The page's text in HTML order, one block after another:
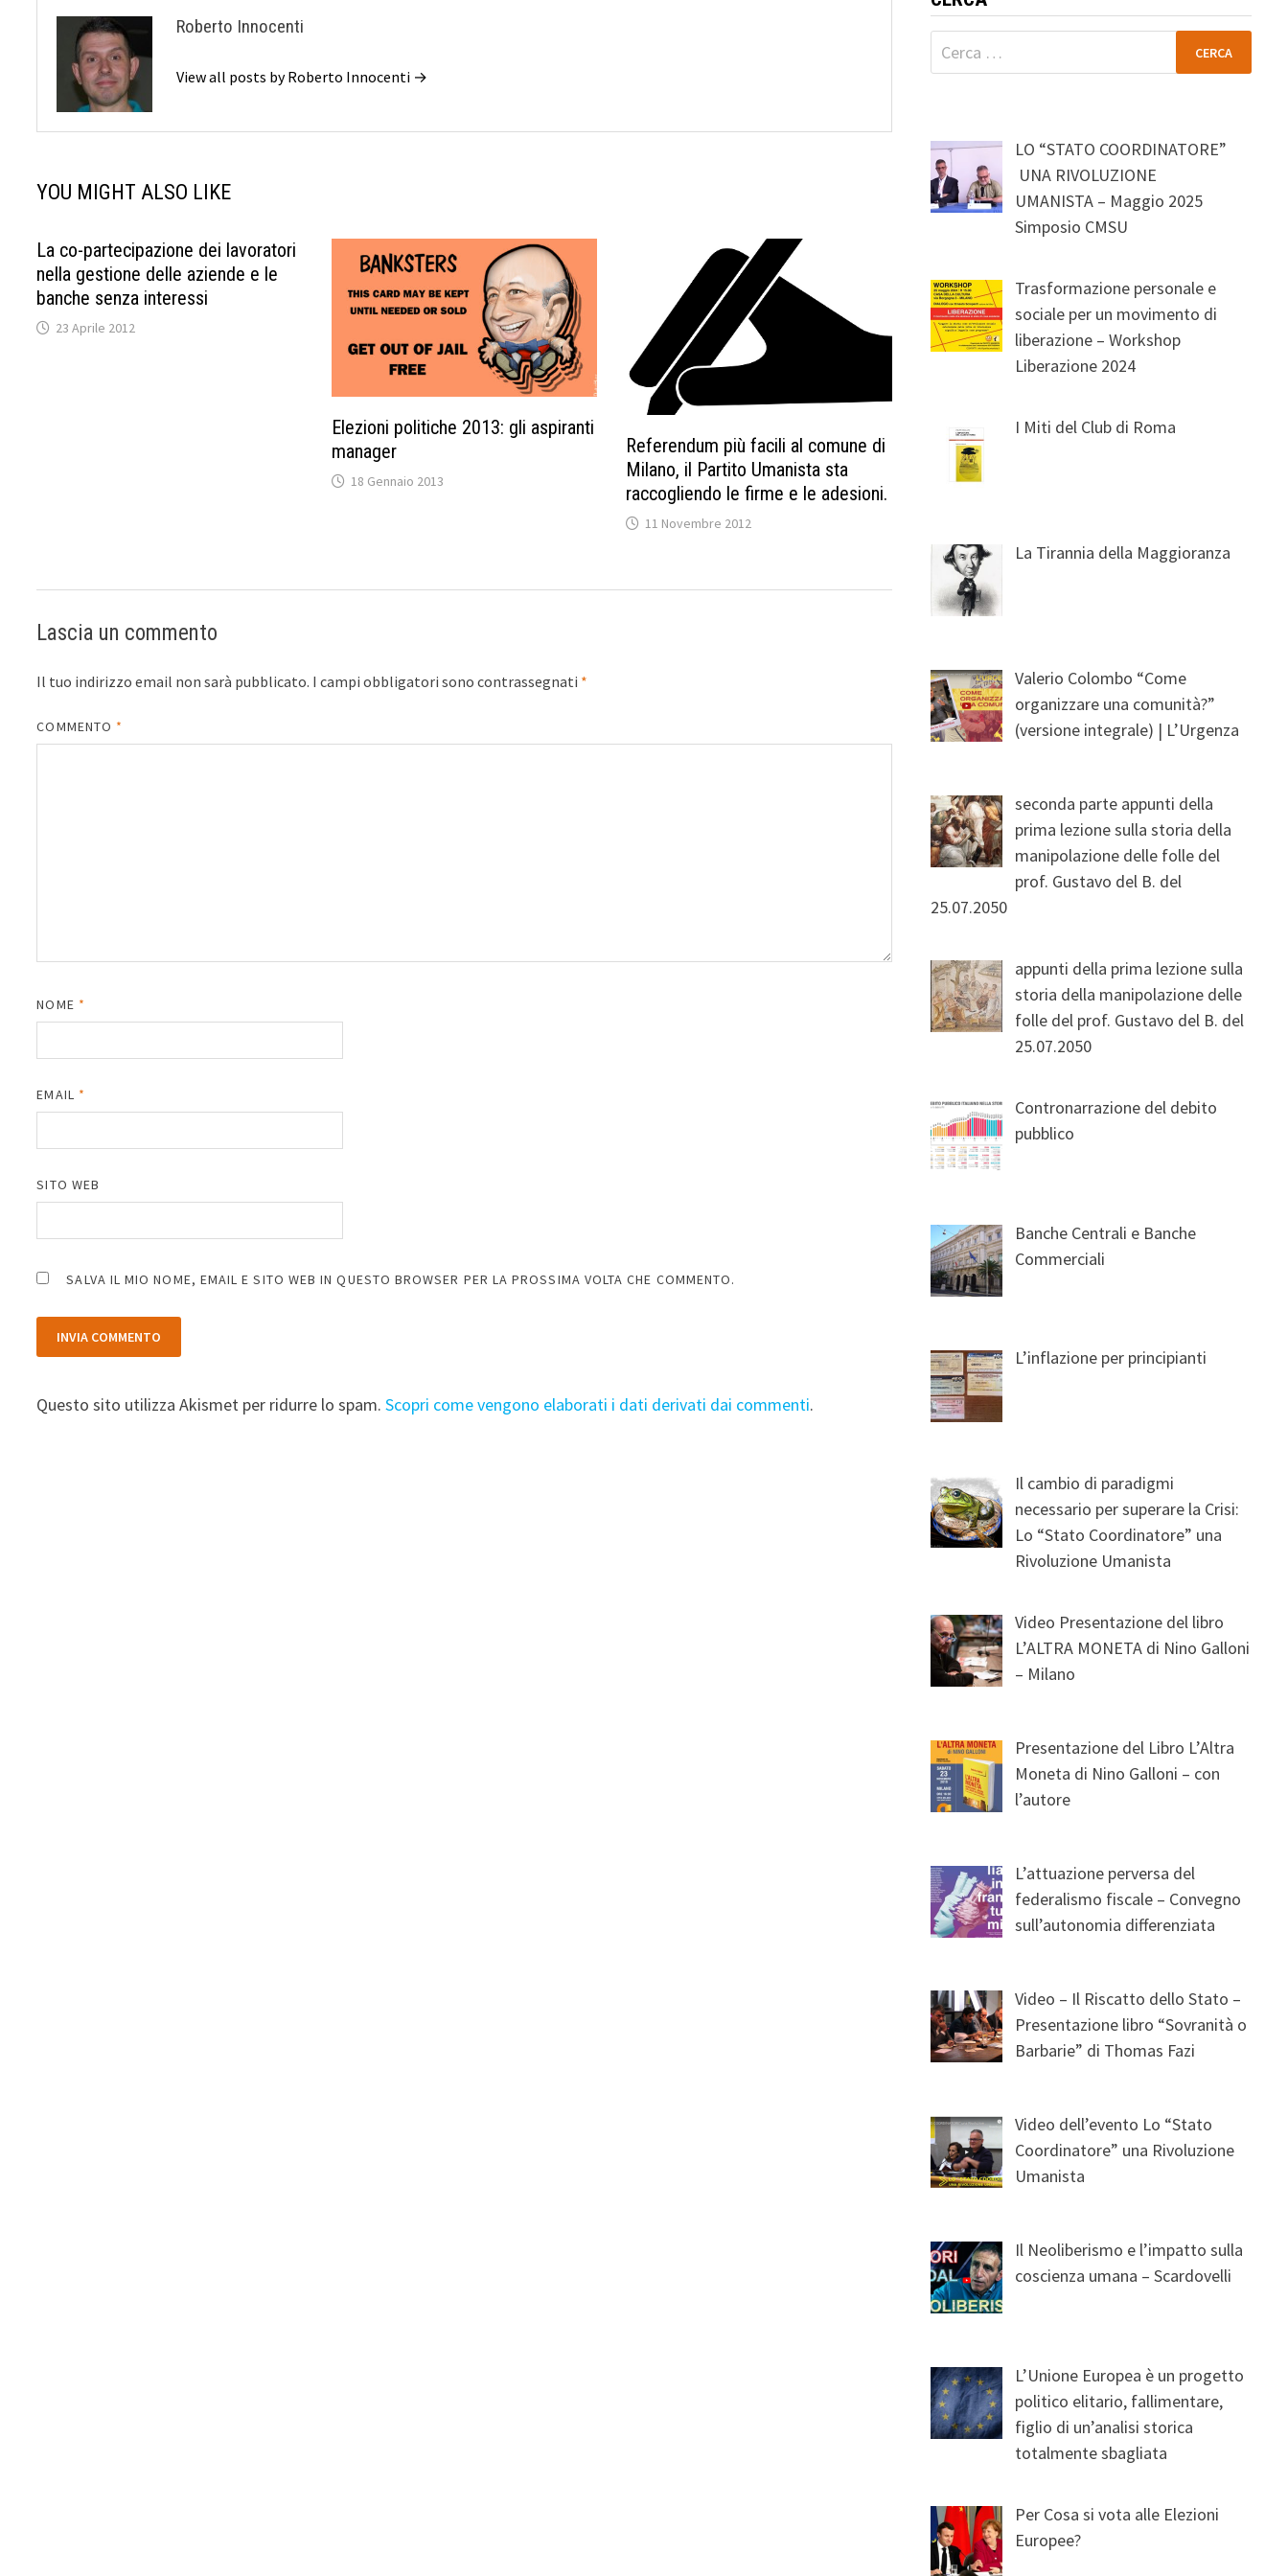
Roberto Innocenti
View all posts by Roberto Innocenti →
YOU MIGHT ALSO LIKE
La co-partecipazione dei lavoratori
nella gestione delle aziende e le
banche senza interessi
23 Aprile 2012
Elezioni politiche 2013: gli aspiranti
manager
18 Gennaio 2013
Referendum più facili al comune di
Milano, il Partito Umanista sta
raccogliendo le firme e le adesioni.
11 Novembre 2012
Lascia un commento
Il tuo indirizzo email non sarà pubblicato. I campi obbligatori sono contrassegnati *
COMMENTO *
NOME *
EMAIL *
SITO WEB
SALVA IL MIO NOME, EMAIL E SITO WEB IN QUESTO BROWSER PER LA PROSSIMA VOLTA CHE COMMENTO.
Questo sito utilizza Akismet per ridurre lo spam.Scopri come vengono elaborati i dati derivati dai commenti.
Ricerca
per:
LO “STATO COORDINATORE”
UNA RIVOLUZIONE
UMANISTA – Maggio 2025
Simposio CMSU
Trasformazione personale e
sociale per un movimento di
liberazione – Workshop
Liberazione 2024
I Miti del Club di Roma
La Tirannia della Maggioranza
Valerio Colombo “Come
organizzare una comunità?”
(versione integrale) | L’Urgenza
seconda parte appunti della
prima lezione sulla storia della
manipolazione delle folle del
prof. Gustavo del B. del
25.07.2050
appunti della prima lezione sulla
storia della manipolazione delle
folle del prof. Gustavo del B. del
25.07.2050
Contronarrazione del debito
pubblico
Banche Centrali e Banche
Commerciali
L’inflazione per principianti
Il cambio di paradigmi
necessario per superare la Crisi:
Lo “Stato Coordinatore” una
Rivoluzione Umanista
Video Presentazione del libro
L’ALTRA MONETA di Nino Galloni
– Milano
Presentazione del Libro L’Altra
Moneta di Nino Galloni – con
l’autore
L’attuazione perversa del
federalismo fiscale – Convegno
sull’autonomia differenziata
Video – Il Riscatto dello Stato –
Presentazione libro “Sovranità o
Barbarie” di Thomas Fazi
Video dell’evento Lo “Stato
Coordinatore” una Rivoluzione
Umanista
Il Neoliberismo e l’impatto sulla
coscienza umana – Scardovelli
L’Unione Europea è un progetto
politico elitario, fallimentare,
figlio di un’analisi storica
totalmente sbagliata
Per Cosa si vota alle Elezioni
Europee?